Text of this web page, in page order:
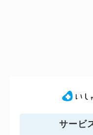
サービ